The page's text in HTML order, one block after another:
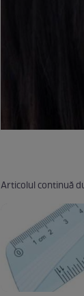
Articolul continuă